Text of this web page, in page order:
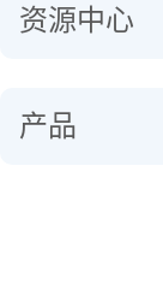
资源中心
产品